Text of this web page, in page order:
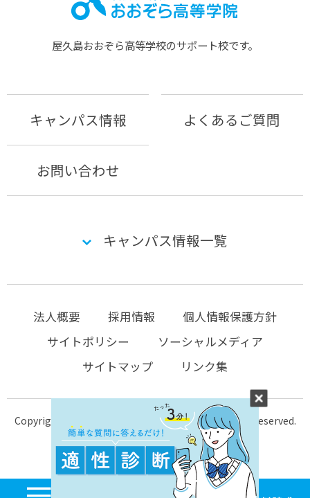
屋久島おおぞら⾼等学校のサポート校です。
キャンパス情報 よくあるご質問
お問い合わせ
キャンパス情報一覧
法人概要 採用情報
個人情報保護方針
サイトポリシー
ソーシャルメディア
サイトマップ
リンク集
Copyright © 2004-2026 KTC-school.com All Rights Reserved.